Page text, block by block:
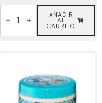
Crema
Nutritiva
para
Oblepikha
cantidad
AÑADIR
AL
CARRITO